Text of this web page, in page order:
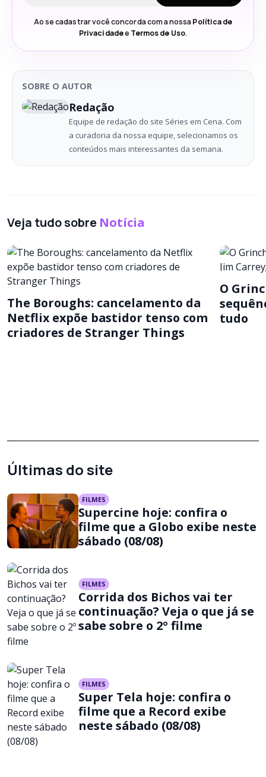
Ao se cadastrar você concorda com a nossa Política de
Privacidadee Termos de Uso.
SOBRE O AUTOR
Redação
Equipe de redação do site Séries em Cena. Com
a curadoria da nossa equipe, selecionamos os
conteúdos mais interessantes da semana.
Veja tudo sobre Notícia
The Boroughs: cancelamento da
Netflix expõe bastidor tenso com
criadores de Stranger Things
O
tudo
Últimas do site
FILMES
Supercine hoje: confira o
filme que a Globo exibe neste
sábado (08/08)
FILMES
Corrida dos Bichos vai ter
continuação? Veja o que já se
sabe sobre o 2º filme
FILMES
Super Tela hoje: confira o
filme que a Record exibe
neste sábado (08/08)